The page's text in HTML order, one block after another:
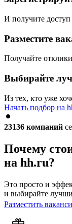
И получите доступ
Разместите
Получайте
Выбирайте
Из тех, кто уже
Начать подбор на
23136 компаний
Почему
на hh.ru?
Это просто и
и выбирайте
Разместить